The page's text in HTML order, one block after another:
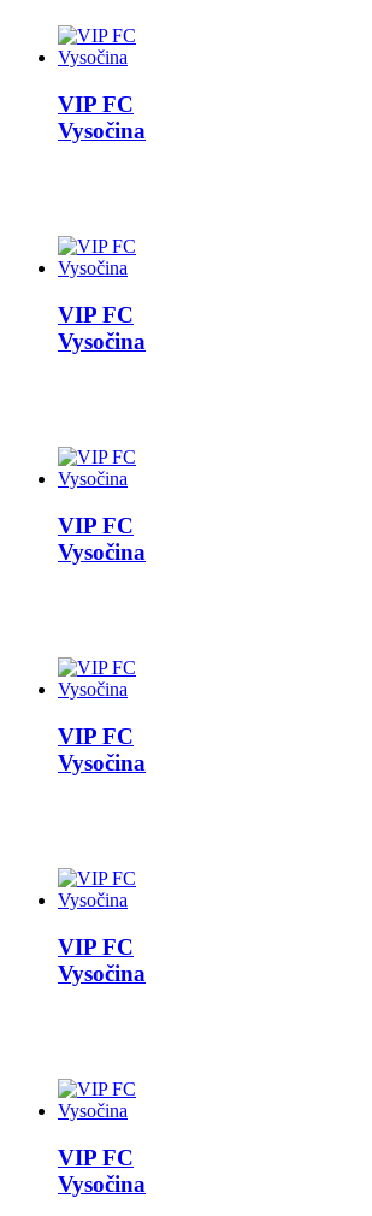
VIP FC
Vysočina
VIP FC
Vysočina
VIP FC
Vysočina
VIP FC
Vysočina
VIP FC
Vysočina
VIP FC
Vysočina